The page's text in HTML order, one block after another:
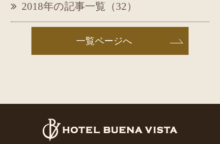
2018年の記事一覧（32）
一覧ページへ